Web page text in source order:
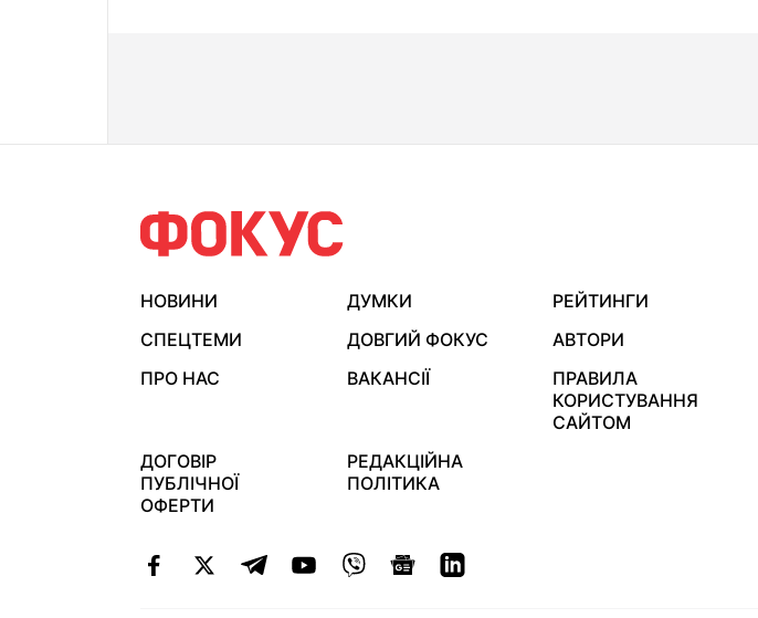
НОВИНИ ДУМКИ
РЕЙТИНГИ
СПЕЦТЕМИ
ДОВГИЙ ФОКУС
АВТОРИ
ПРО НАС
ВАКАНСІЇ
ПРАВИЛА
КОРИСТУВАННЯ
САЙТОМ
ДОГОВІР
ПУБЛІЧНОЇ
ОФЕРТИ
РЕДАКЦІЙНА
ПОЛІТИКА